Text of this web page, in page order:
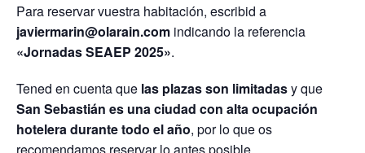
Para reservar vuestra habitación, escribid a
javiermarin@olarain.com indicando la referencia
«Jornadas SEAEP 2025».
Tened en cuenta que las plazas son limitadasy que
San Sebastián es una ciudad con alta ocupación
hotelera durante todo el año, por lo que os
recomendamos reservar lo antes posible.